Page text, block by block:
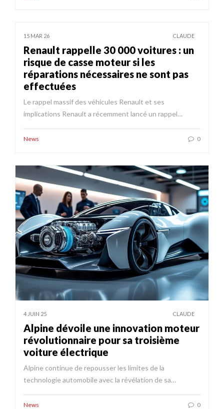
15 MAR 26 CLAUDE
Renault rappelle 30 000 voitures : un
risque de casse moteur si les
réparations nécessaires ne sont pas
effectuées
Le rappel massif des véhicules Renault et ses
implications Renault a récemment lancé un rappel…
News 0
4 JUIN 25 CLAUDE
Alpine dévoile une innovation moteur
révolutionnaire pour sa troisième
voiture électrique
Alpine continue de repousser les limites de la
technologie automobile avec la révélation de sa…
News 0